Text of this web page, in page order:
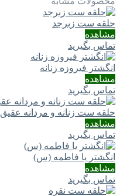
حلقه ست زبرجد
مشاهده
تماس بگیرید
انگشتر فیروزه زنانه
مشاهده
تماس بگیرید
حلقه ست زنانه و مردانه عقیق
مشاهده
تماس بگیرید
انگشتر یا فاطمه (س)
مشاهده
تماس بگیرید